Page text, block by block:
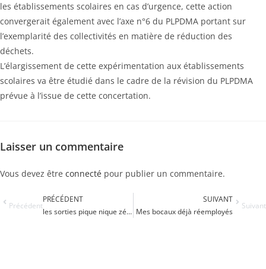
les établissements scolaires en cas d’urgence, cette action
convergerait également avec l’axe n°6 du PLPDMA portant sur
l’exemplarité des collectivités en matière de réduction des
déchets.
L’élargissement de cette expérimentation aux établissements
scolaires va être étudié dans le cadre de la révision du PLPDMA
prévue à l’issue de cette concertation.
Laisser un commentaire
Vous devez être connecté pour publier un commentaire.
Précédent
PRÉCÉDENT
les sorties pique nique zéro plastique
SUIVANT
Mes bocaux déjà réemployés
Suivant